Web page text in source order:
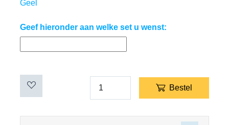
Geel
Geef hieronder aan welke set u wenst:
Bestel